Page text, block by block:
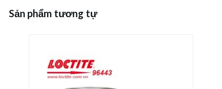
Sản phẩm tương tự